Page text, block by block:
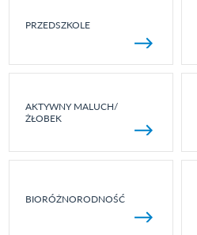
PRZEDSZKOLE
AKTYWNY MALUCH/
ŻŁOBEK
BIORÓŻNORODNOŚĆ